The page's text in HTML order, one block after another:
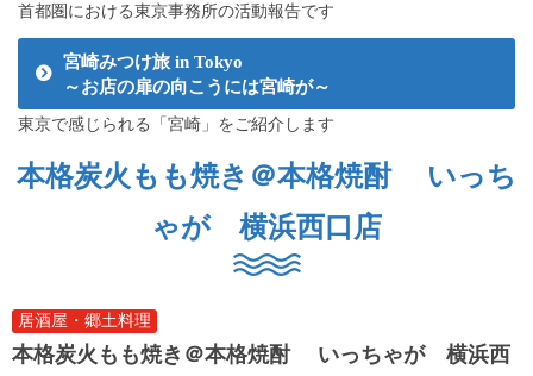
首都圏における東京事務所の活動報告です
宮崎みつけ旅 in Tokyo
～お店の扉の向こうには宮崎が～
東京で感じられる「宮崎」をご紹介します
本格炭火もも焼き＠本格焼酎 いっち
ゃが 横浜西口店
居酒屋・郷土料理
本格炭火もも焼き＠本格焼酎 いっちゃが 横浜西